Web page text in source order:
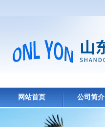
网站首页 公司简介